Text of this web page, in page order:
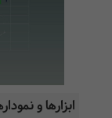
ابزارها و